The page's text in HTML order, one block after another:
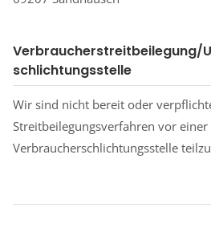
Verbraucher­streit­beilegung/
schlichtungs­stelle
Wir sind nicht bereit oder
Streitbeilegungsverfahren vor einer
Verbraucherschlichtungsstelle